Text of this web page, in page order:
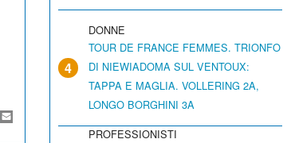
4
DONNE
TOUR DE FRANCE FEMMES. TRIONFO
DI NIEWIADOMA SUL VENTOUX:
TAPPA E MAGLIA. VOLLERING 2A,
LONGO BORGHINI 3A
PROFESSIONISTI